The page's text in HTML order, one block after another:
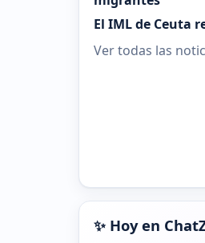
El IML de Ceuta
Ver todas las
✨ Hoy en